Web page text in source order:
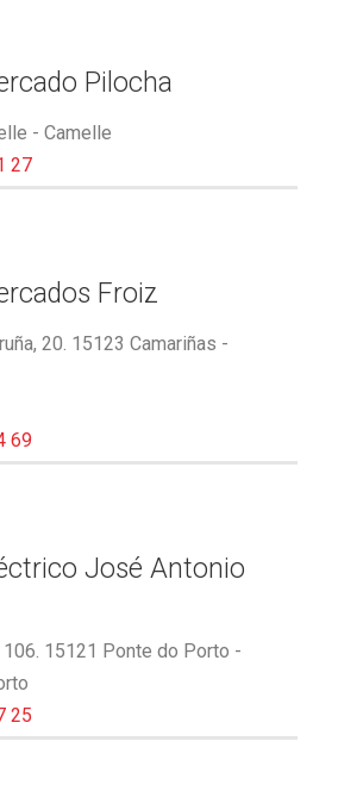
Pilocha
- Camelle
27
Froiz
20. 15123 Camariñas -
69
José Antonio
106. 15121 Ponte do Porto -
25